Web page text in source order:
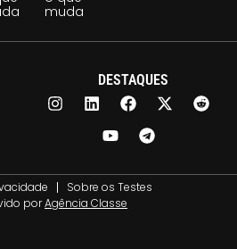
muda
DESTAQUES
Sobre os Testes
porAgência Classe